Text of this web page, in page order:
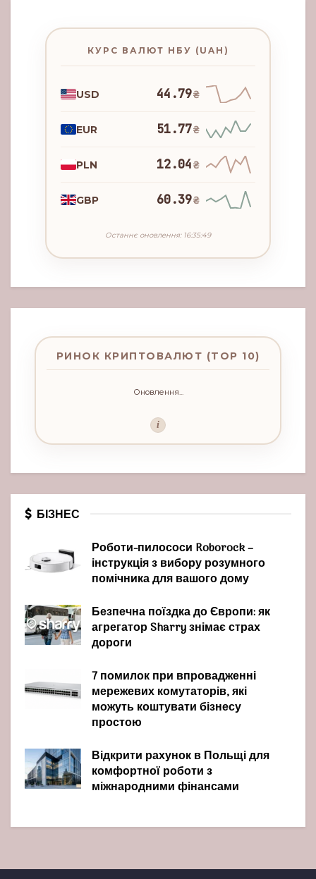
КУРС ВАЛЮТ НБУ (UAH)
USD 44.79₴
EUR 51.77₴
PLN 12.04₴
GBP 60.39₴
Останнє оновлення: 16:35:49
РИНОК КРИПТОВАЛЮТ (TOP 10)
Оновлення...
i
БІЗНЕС
Роботи-пилососи Roborock –
інструкція з вибору розумного
помічника для вашого дому
Безпечна поїздка до Європи: як
агрегатор Sharry знімає страх
дороги
7 помилок при впровадженні
мережевих комутаторів, які
можуть коштувати бізнесу
простою
Відкрити рахунок в Польщі для
комфортної роботи з
міжнародними фінансами